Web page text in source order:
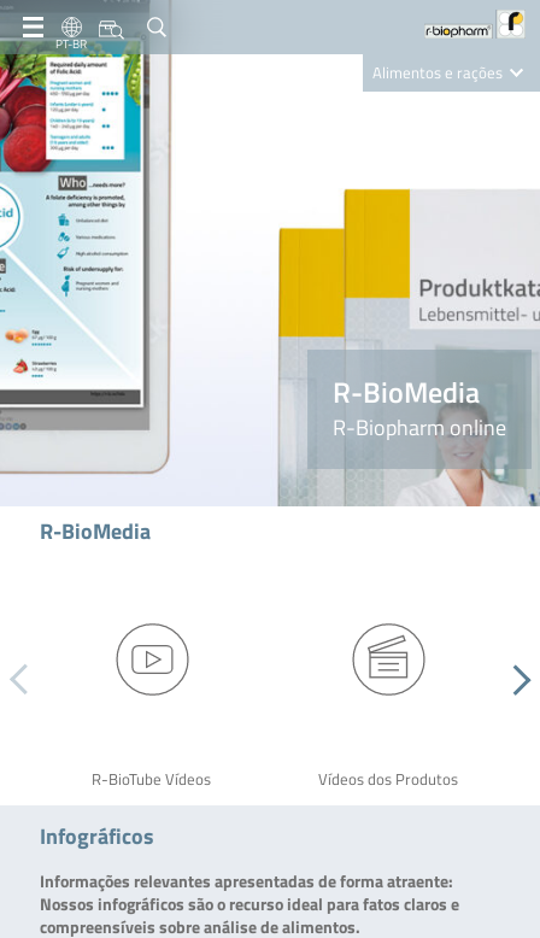
PT-BR
Alimentos e rações
Nutrition Care
R-BioMedia
R-Biopharm online
R-BioMedia
R-BioTube Vídeos Vídeos dos Produtos
Infográficos
Informações relevantes apresentadas de forma atraente:
Nossos infográficos são o recurso ideal para fatos claros e
compreensíveis sobre análise de alimentos.